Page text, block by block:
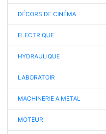
DÉCORS DE CINÉMA
ELECTRIQUE
HYDRAULIQUE
LABORATOIR
MACHINERIE A METAL
MOTEUR